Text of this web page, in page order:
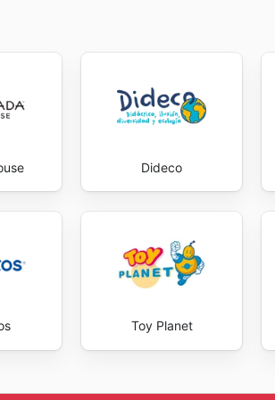
es un pilar fundamental para la
de alta calidad a precios que
Dideco
Toy Planet